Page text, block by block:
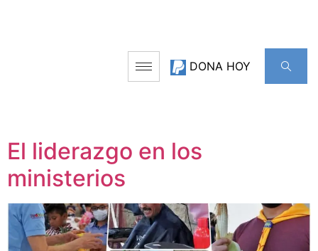
DONA HOY
El liderazgo en los
ministerios